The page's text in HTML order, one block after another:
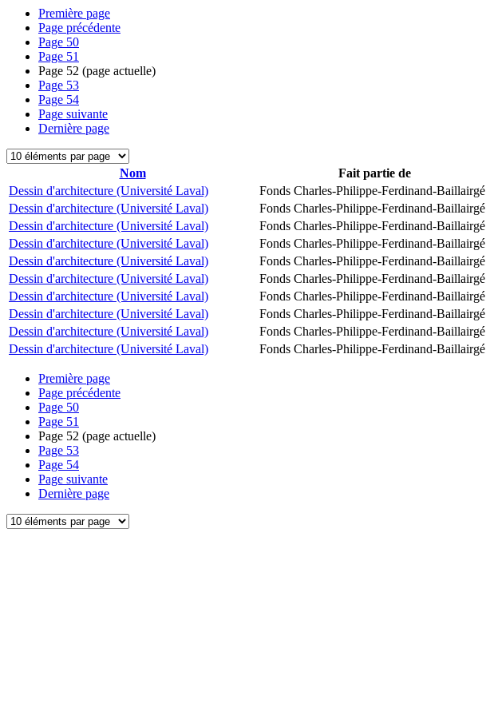
Première page
Page précédente
Page 50
Page 51
Page 52 (page actuelle)
Page 53
Page 54
Page suivante
Dernière page
Nom Fait partie de
Dessin d'architecture (Université Laval)
Fonds Charles-Philippe-Ferdinand-Baillairgé
Dessin d'architecture (Université Laval)
Fonds Charles-Philippe-Ferdinand-Baillairgé
Dessin d'architecture (Université Laval)
Fonds Charles-Philippe-Ferdinand-Baillairgé
Dessin d'architecture (Université Laval)
Fonds Charles-Philippe-Ferdinand-Baillairgé
Dessin d'architecture (Université Laval)
Fonds Charles-Philippe-Ferdinand-Baillairgé
Dessin d'architecture (Université Laval)
Fonds Charles-Philippe-Ferdinand-Baillairgé
Dessin d'architecture (Université Laval)
Fonds Charles-Philippe-Ferdinand-Baillairgé
Dessin d'architecture (Université Laval)
Fonds Charles-Philippe-Ferdinand-Baillairgé
Dessin d'architecture (Université Laval)
Fonds Charles-Philippe-Ferdinand-Baillairgé
Dessin d'architecture (Université Laval)
Fonds Charles-Philippe-Ferdinand-Baillairgé
Première page
Page précédente
Page 50
Page 51
Page 52 (page actuelle)
Page 53
Page 54
Page suivante
Dernière page